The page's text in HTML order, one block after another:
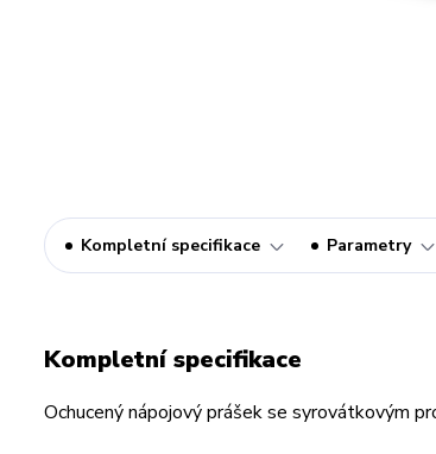
Kompletní specifikace Parametry
Kompletní specifikace
Ochucený nápojový prášek se syrovátkovým